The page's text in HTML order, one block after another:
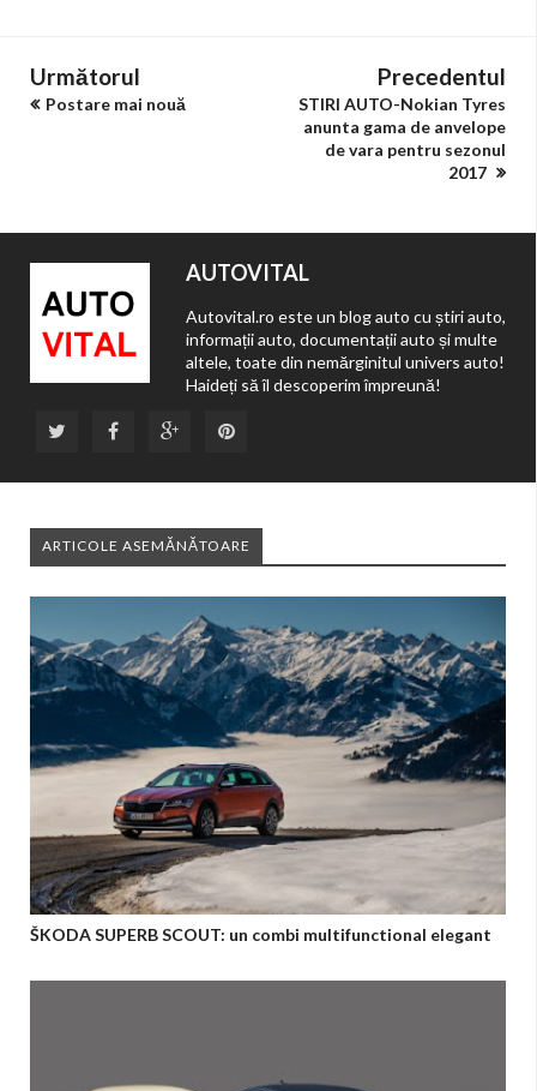
Următorul
Postare mai nouă
Precedentul
STIRI AUTO-Nokian Tyres
anunta gama de anvelope
de vara pentru sezonul
2017
AUTOVITAL
Autovital.ro este un blog auto cu știri auto,
informații auto, documentații auto și multe
altele, toate din nemărginitul univers auto!
Haideți să îl descoperim împreună!
ARTICOLE ASEMĂNĂTOARE
ŠKODA SUPERB SCOUT: un combi multifunctional elegant